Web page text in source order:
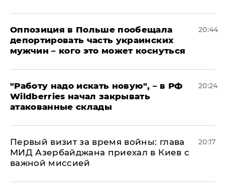
Оппозиция в Польше пообещала
депортировать часть украинских
мужчин – кого это может коснуться
20:44
"Работу надо искать новую", – в РФ
Wildberries начал закрывать
атакованные склады
20:24
Первый визит за время войны: глава
МИД Азербайджана приехал в Киев с
важной миссией
20:17